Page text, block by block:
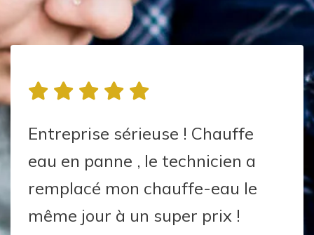
Entreprise sérieuse ! Chauffe
eau en panne , le technicien a
remplacé mon chauffe-eau le
même jour à un super prix !